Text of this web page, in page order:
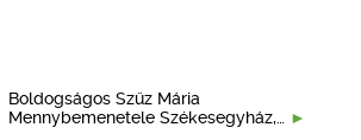
Boldogságos Szűz Mária
Mennybemenetele Székesegyház,…